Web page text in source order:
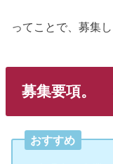
ってことで、募集し
募集要項。
おすすめ